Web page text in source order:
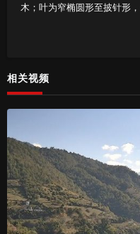
木；叶为窄椭圆形至披针形
尖端，边缘有细齿，暗绿色
质可食，为橙黄色泛红色，
相关视频